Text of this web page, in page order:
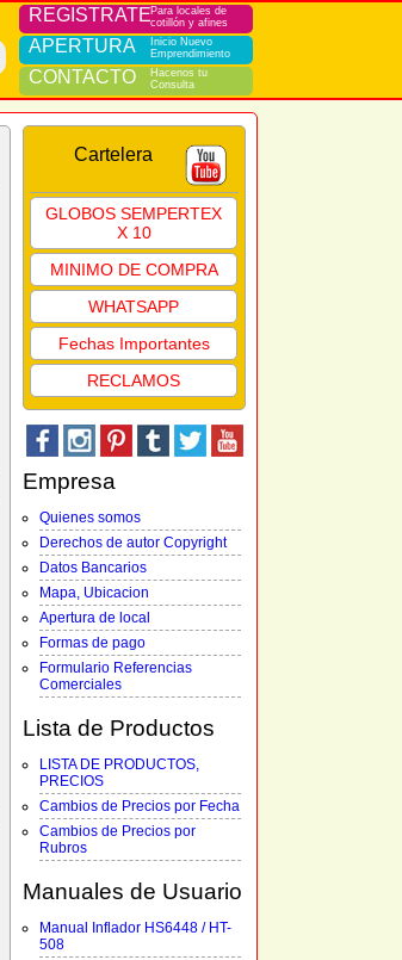
REGISTRATEPara locales de
cotillón y afines
APERTURA
Inicio Nuevo
Emprendimiento
CONTACTO
Hacenos tu
Consulta
Cartelera
GLOBOS SEMPERTEX
X 10
MINIMO DE COMPRA
WHATSAPP
Fechas Importantes
RECLAMOS
Empresa
Quienes somos
Derechos de autor Copyright
Datos Bancarios
Mapa, Ubicacion
Apertura de local
Formas de pago
Formulario Referencias
Comerciales
Lista de Productos
LISTA DE PRODUCTOS,
PRECIOS
Cambios de Precios por Fecha
Cambios de Precios por
Rubros
Manuales de Usuario
Manual Inflador HS6448 / HT-
508